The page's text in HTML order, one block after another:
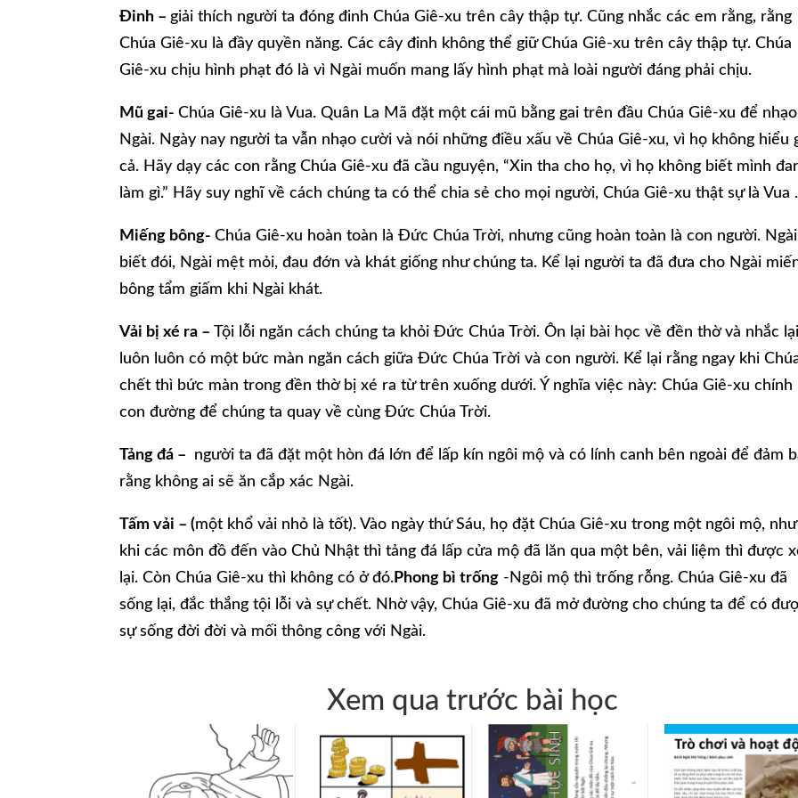
Đinh – giải thích người ta đóng đinh Chúa Giê-xu trên cây thập tự. Cũng nhắc các em rằng, rằng
Chúa Giê-xu là đầy quyền năng. Các cây đinh không thể giữ Chúa Giê-xu trên cây thập tự. Chúa
Giê-xu chịu hình phạt đó là vì Ngài muốn mang lấy hình phạt mà loài người đáng phải chịu.
Mũ gai-Chúa Giê-xu là Vua. Quân La Mã đặt một cái mũ bằng gai trên đầu Chúa Giê-xu để nhạo
Ngài. Ngày nay người ta vẫn nhạo cười và nói những điều xấu về Chúa Giê-xu, vì họ không hiểu
cả. Hãy dạy các con rằng Chúa Giê-xu đã cầu nguyện, “Xin tha cho họ, vì họ không biết mình
làm gì.” Hãy suy nghĩ về cách chúng ta có thể chia sẻ cho mọi người, Chúa Giê-xu thật sự là Vua .
Miếng bông-Chúa Giê-xu hoàn toàn là Đức Chúa Trời, nhưng cũng hoàn toàn là con người. Ngài
biết đói, Ngài mệt mỏi, đau đớn và khát giống như chúng ta. Kể lại người ta đã đưa cho Ngài
bông tẩm giấm khi Ngài khát.
Vải bị xé ra –Tội lỗi ngăn cách chúng ta khỏi Đức Chúa Trời. Ôn lại bài học về đền thờ và nhắc
luôn luôn có một bức màn ngăn cách giữa Đức Chúa Trời và con người. Kể lại rằng ngay khi
chết thì bức màn trong đền thờ bị xé ra từ trên xuống dưới. Ý nghĩa việc này: Chúa Giê-xu chính
con đường để chúng ta quay về cùng Đức Chúa Trời.
Tảng đá –
người ta đã đặt một hòn đá lớn để lấp kín ngôi mộ và có lính canh bên ngoài để đảm
rằng không ai sẽ ăn cắp xác Ngài.
Tấm vải – (một khổ vải nhỏ là tốt). Vào ngày thứ Sáu, họ đặt Chúa Giê-xu trong một ngôi mộ,
khi các môn đồ đến vào Chủ Nhật thì tảng đá lấp cửa mộ đã lăn qua một bên, vải liệm thì được
lại. Còn Chúa Giê-xu thì không có ở đó.Phong bì trống -Ngôi mộ thì trống rỗng. Chúa Giê-xu đã
sống lại, đắc thắng tội lỗi và sự chết. Nhờ vậy, Chúa Giê-xu đã mở đường cho chúng ta để có
sự sống đời đời và mối thông công với Ngài.
Xem qua trước bài học